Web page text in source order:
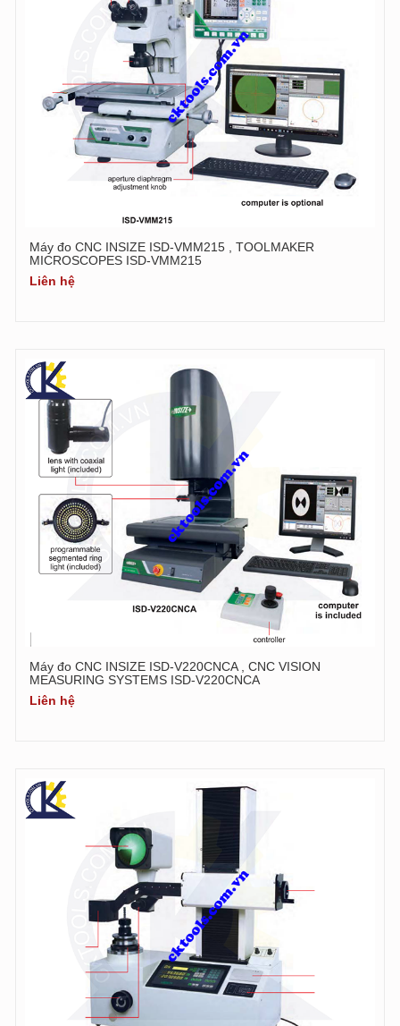
Máy đo CNC INSIZE ISD-VMM215 , TOOLMAKER
MICROSCOPES ISD-VMM215
Liên hệ
Máy đo CNC INSIZE ISD-V220CNCA , CNC VISION
MEASURING SYSTEMS ISD-V220CNCA
Liên hệ